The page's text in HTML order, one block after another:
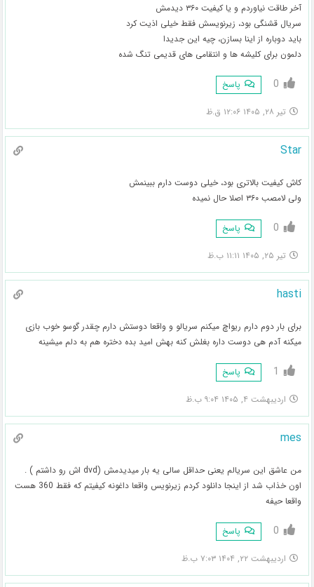
آخر طاقت نیاوردم و یا کیفیت ۳۶۰ دیدمش
سریال قشنگی بود، زیرنویسش فقط خیلی اذیت کرد
باید دوباره از اینا بسازن، چیه این جدیدا
دلمون برای کلیشه ها و انتقامی های قدیمی تنگ شده
0 پاسخ
تیر ۲۸, ۱۴۰۵ ۱۲:۰۶ ق.ظ
Star
کاش کیفیت بالاتری بود، خیلی دوست دارم ببینمش
ولی لامصب ۳۶۰ اصلا حال نمیده
0 پاسخ
تیر ۲۵, ۱۴۰۵ ۱۱:۱۱ ب.ظ
hasti
برای بار دوم دارم ریواچ میکنم سریالو و واقعا دوستش دارم چقدر گوسو خوب بازی
میکنه آدم هی دوست داره بغلش کنه بهش امید بده دختره هم به دلم میشینه
1 پاسخ
اردیبهشت ۴, ۱۴۰۵ ۹:۰۴ ب.ظ
mes
من عاشق این سریالم یعنی حداقل سالی یه بار میدیدمش (dvd اش رو داشتم ) .
اون خذاب شد از اینجا دانلود کردم زیرنویس واقعا داغونه کیفیتم که فقط 360 هست
واقعا حیفه
0 پاسخ
اردیبهشت ۲۲, ۱۴۰۴ ۷:۰۳ ب.ظ